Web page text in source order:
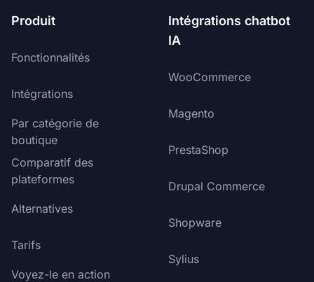
Produit
Fonctionnalités
Intégrations
Par catégorie de
boutique
Comparatif des
plateformes
Alternatives
Tarifs
Voyez-le en action
Intégrations chatbot
IA
WooCommerce
Magento
PrestaShop
Drupal Commerce
Shopware
Sylius